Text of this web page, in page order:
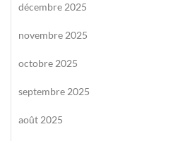
décembre 2025
novembre 2025
octobre 2025
septembre 2025
août 2025